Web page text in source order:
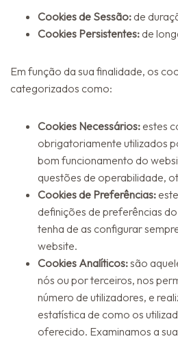
Cookies de Sessão: de
Cookies Persistentes: de
Em função da sua finalidade, os
categorizados como:
Cookies Necessários: estes
obrigatoriamente utilizados
bom funcionamento do
questões de operabilidade,
Cookies de Preferências:
definições de preferências
tenha de as configurar
website.
Cookies Analíticos:são
nós ou por terceiros, nos
número de utilizadores, e
estatística de como os
oferecido. Examinamos a